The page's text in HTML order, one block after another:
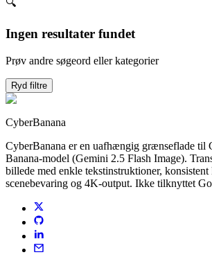
🔍
Ingen resultater fundet
Prøv andre søgeord eller kategorier
Ryd filtre
CyberBanana
CyberBanana er en uafhængig grænseflade til
Banana-model (Gemini 2.5 Flash Image).
billede med enkle tekstinstruktioner,
scenebevaring og 4K-output. Ikke tilknyttet